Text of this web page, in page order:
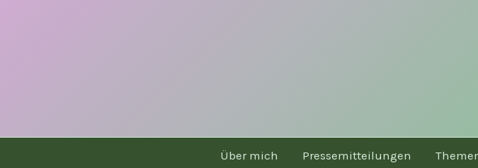
Über mich Pressemitteilungen